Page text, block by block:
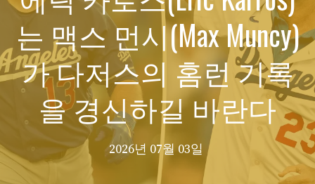
는 맥스 먼시(Max Muncy)
가 다저스의 홈런 기록
을 경신하길 바란다
2026년 07월 03일